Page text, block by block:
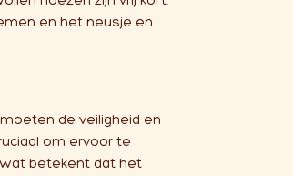
en het neusje en
de veiligheid en
om ervoor te
wat betekent dat het